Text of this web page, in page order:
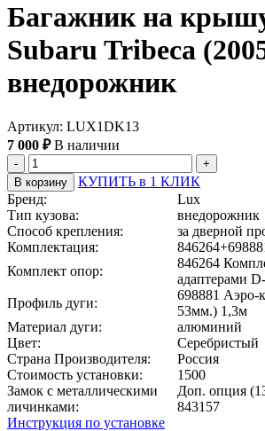
Багажник на
Subaru Tribeca
внедорожник
Артикул: LUX1DK13
7 000 ₽ В наличии
-
+
В корзину
КУПИТЬ в 1 КЛИК
Бренд:
Lux
Тип кузова:
внедорожник
Способ крепления:
за дверной
Комплектация:
Комплект опор:
846264
адаптерами
Профиль дуги:
698881 Аэро-
53мм.) 1,3м
Материал дуги:
алюминий
Цвет:
Серебристый
Страна Производителя:
Россия
Стоимость установки:
1500
Замок с металлическими
личинками:
Доп. опция
843157
Инструкция по установке